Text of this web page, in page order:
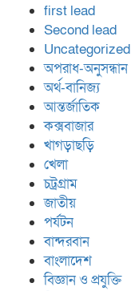
first lead
Second lead
Uncategorized
অপরাধ-অনুসন্ধান
অর্থ-বানিজ্য
আন্তর্জাতিক
কক্সবাজার
খাগড়াছড়ি
খেলা
চট্রগ্রাম
জাতীয়
পর্যটন
বান্দরবান
বাংলাদেশ
বিজ্ঞান ও প্রযুক্তি